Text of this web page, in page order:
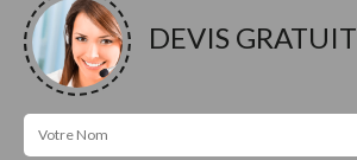
DEVIS GRATUIT